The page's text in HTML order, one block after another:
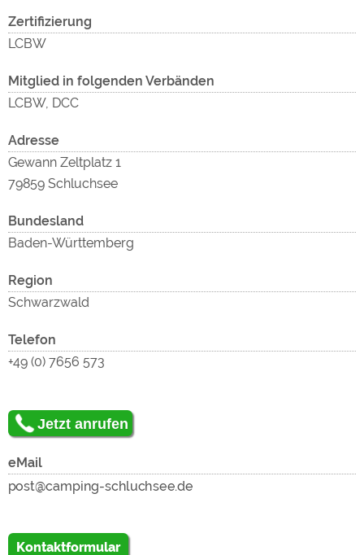
Zertifizierung
LCBW
Mitglied in folgenden Verbänden
LCBW, DCC
Adresse
Gewann Zeltplatz 1
79859 Schluchsee
Bundesland
Baden-Württemberg
Region
Schwarzwald
Telefon
+49 (0) 7656 573
Jetzt anrufen
eMail
Kontaktformular
zu